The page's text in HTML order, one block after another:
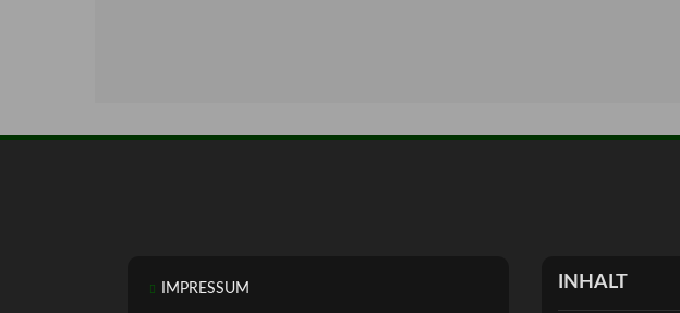
IMPRESSUM INHALT